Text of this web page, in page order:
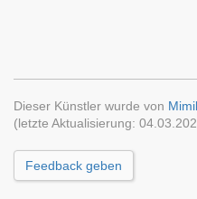
Dieser Künstler wurde von
(letzte Aktualisierung:
Feedback geben